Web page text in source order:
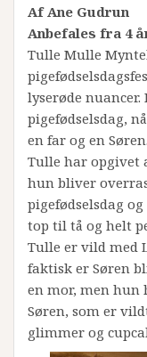
Af Ane Gudrun
Anbefales fra 4
Tulle Mulle
lyserøde
pigefødselsdag,
en far og en Søren.
Tulle har opgivet
hun bliver
pigefødselsdag
top til tå og helt
Tulle er vild med
faktisk er Søren
en mor, men hun
Søren, som er
glimmer og